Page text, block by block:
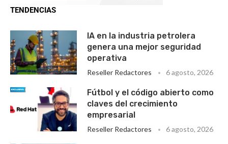
TENDENCIAS
IA en la industria petrolera
genera una mejor seguridad
operativa
Reseller Redactores 6 agosto, 2026
Fútbol y el código abierto como
claves del crecimiento
empresarial
Reseller Redactores 6 agosto, 2026